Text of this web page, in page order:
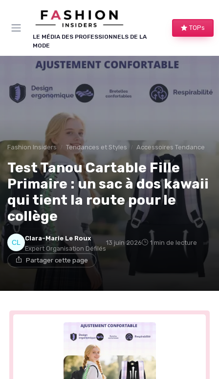
LE MÉDIA DES PROFESSIONNELS DE LA
MODE
TOPs
Fashion Insiders Tendances et Styles Accessoires Tendance
Test Tanou Cartable Fille
Primaire : un sac à dos kawaii
qui tient la route pour le
collège
Clara-Marie Le Roux
Expert Organisation Défilés
13 juin 2026 1 min de lecture
Partager cette page